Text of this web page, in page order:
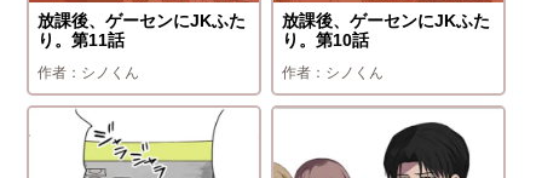
放課後、ゲーセンにJKふた
り。第11話
シノくん
放課後、ゲーセンにJKふた
り。第10話
シノくん